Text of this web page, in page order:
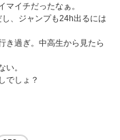
マイチだったなぁ。
、ジャンプも24h出るには
き過ぎ。中高生から見たら
い。
でしょ？